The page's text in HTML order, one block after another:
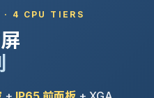
4 CPU TIERS